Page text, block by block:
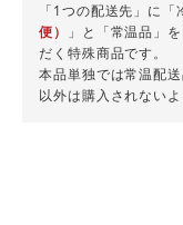
「1つの配送先」に「
便）
」と「常温品」
だく特殊商品です。
本品単独では常温配
以外は購入されない